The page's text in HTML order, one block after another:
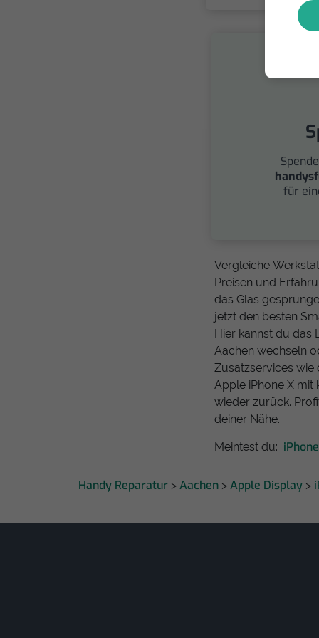
für
Vergleiche
Preisen und
das Glas
jetzt den besten
Hier kannst du das
Aachen wechseln
Zusatzservices wie
Apple iPhone X
wieder zurück.
deiner Nähe.
Meintest du:
Handy Reparatur > Aachen > Apple Display >